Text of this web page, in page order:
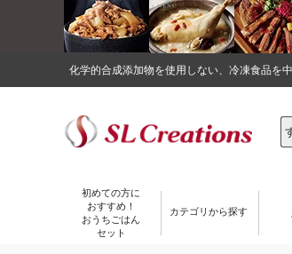
化学的合成添加物を使用しない、冷凍食品を
初めての方に
おすすめ！
おうちごはん
セット
カテゴリから探す